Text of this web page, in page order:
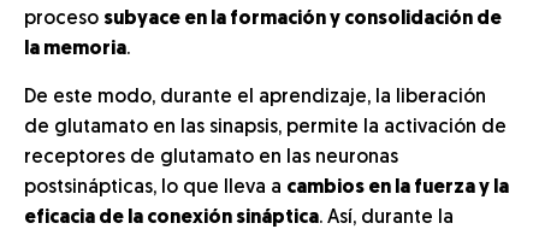
proceso subyace en la formación y consolidación de
la memoria.
De este modo, durante el aprendizaje, la liberación
de glutamato en las sinapsis, permite la activación de
receptores de glutamato en las neuronas
postsinápticas, lo que lleva a cambios en la fuerza y la
eficacia de la conexión sináptica. Así, durante la